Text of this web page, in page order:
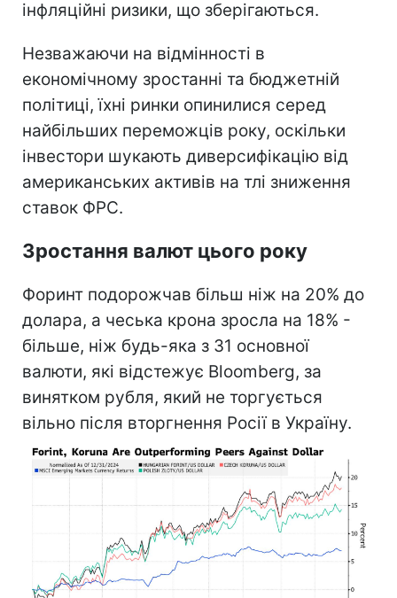
інфляційні ризики, що зберігаються.
Незважаючи на відмінності в
економічному зростанні та бюджетній
політиці, їхні ринки опинилися серед
найбільших переможців року, оскільки
інвестори шукають диверсифікацію від
американських активів на тлі зниження
ставок ФРС.
Зростання валют цього року
Форинт подорожчав більш ніж на 20% до
долара, а чеська крона зросла на 18% -
більше, ніж будь-яка з 31 основної
валюти, які відстежує Bloomberg, за
винятком рубля, який не торгується
вільно після вторгнення Росії в Україну.